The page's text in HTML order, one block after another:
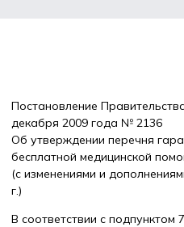
Постановление
декабря 2009 года № 2136
Об утверждении перечня
бесплатной медицинской
(с изменениями и
г.)
В соответствии с подпунктом